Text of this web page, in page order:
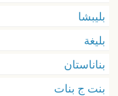
بليبشا
بليغة
بناناستان
بنت ج بنات